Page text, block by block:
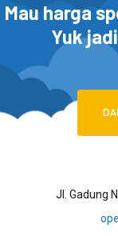
Mau harga
Yuk
Jl. Gadung